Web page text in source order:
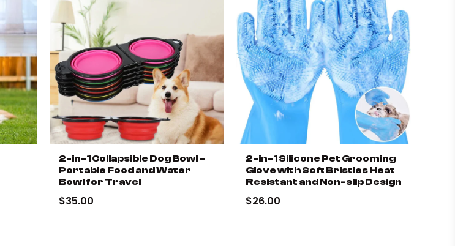
2-in-1 Collapsible Dog Bowl –
Portable Food and Water
Bowl for Travel
$35.00
2-in-1 Silicone Pet Grooming
Glove with Soft Bristles Heat
Resistant and Non-slip Design
$26.00